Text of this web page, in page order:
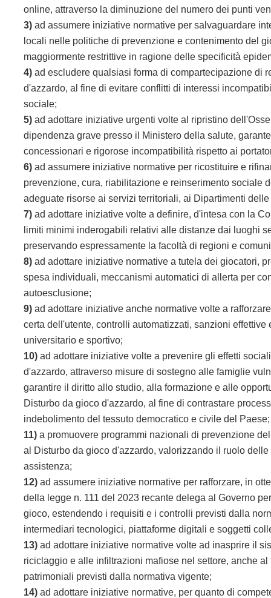
online, attraverso la diminuzione del numero dei punti
3) ad assumere iniziative normative per salvaguardare
locali nelle politiche di prevenzione e contenimento del
maggiormente restrittive in ragione delle specificità
4) ad escludere qualsiasi forma di compartecipazione di
d'azzardo, al fine di evitare conflitti di interessi
sociale;
5) ad adottare iniziative urgenti volte al ripristino
dipendenza grave presso il Ministero della salute,
concessionari e rigorose incompatibilità rispetto ai
6) ad assumere iniziative normative per ricostituire e
prevenzione, cura, riabilitazione e reinserimento sociale
adeguate risorse ai servizi territoriali, ai Dipartimenti
7) ad adottare iniziative volte a definire, d'intesa con la
limiti minimi inderogabili relativi alle distanze dai luoghi
preservando espressamente la facoltà di regioni e
8) ad adottare iniziative normative a tutela dei giocatori,
spesa individuali, meccanismi automatici di allerta per
autoesclusione;
9) ad adottare iniziative anche normative volte a
certa dell'utente, controlli automatizzati, sanzioni
universitario e sportivo;
10) ad adottare iniziative volte a prevenire gli effetti
d'azzardo, attraverso misure di sostegno alle famiglie
garantire il diritto allo studio, alla formazione e alle
Disturbo da gioco d'azzardo, al fine di contrastare
indebolimento del tessuto democratico e civile del Paese;
11) a promuovere programmi nazionali di prevenzione
al Disturbo da gioco d'azzardo, valorizzando il ruolo
assistenza;
12) ad assumere iniziative normative per rafforzare, in
della legge n. 111 del 2023 recante delega al Governo
gioco, estendendo i requisiti e i controlli previsti dalla
intermediari tecnologici, piattaforme digitali e soggetti
13) ad adottare iniziative normative volte ad inasprire il
riciclaggio e alle infiltrazioni mafiose nel settore, anche
patrimoniali previsti dalla normativa vigente;
14) ad adottare iniziative normative, per quanto di